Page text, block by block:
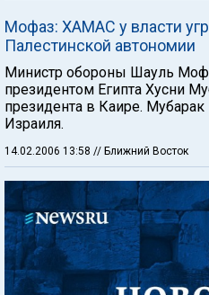
Мофаз: ХАМАС у власти
Палестинской автономии
Министр обороны Шауль
президентом Египта Хусни
президента в Каире.
Израиля.
14.02.2006 13:58 // Ближний Восток